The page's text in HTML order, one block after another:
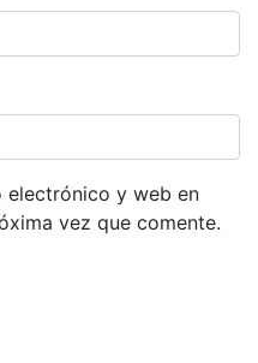
electrónico y web en
vez que comente.